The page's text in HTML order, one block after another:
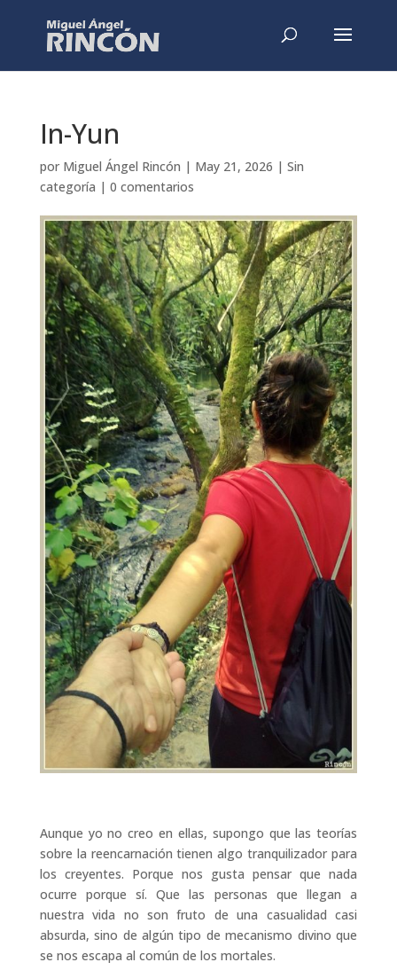
In-Yun
por Miguel Ángel Rincón | May 21, 2026 | Sin
categoría | 0 comentarios
Aunque yo no creo en ellas, supongo que las teorías
sobre la reencarnación tienen algo tranquilizador para
los creyentes. Porque nos gusta pensar que nada
ocurre porque sí. Que las personas que llegan a
nuestra vida no son fruto de una casualidad casi
absurda, sino de algún tipo de mecanismo divino que
se nos escapa al común de los mortales.